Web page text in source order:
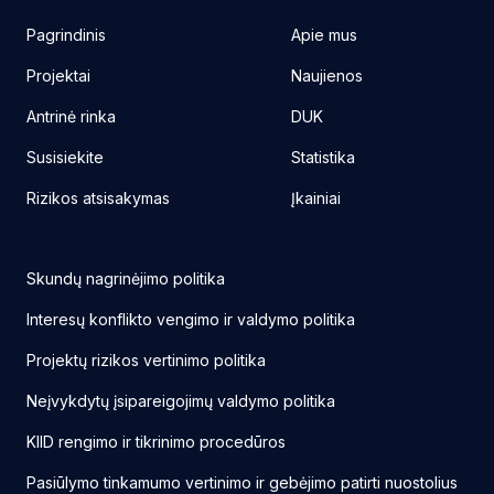
Pagrindinis
Projektai
Antrinė rinka
Susisiekite
Rizikos atsisakymas
Apie mus
Naujienos
DUK
Statistika
Įkainiai
Skundų nagrinėjimo politika
Interesų konflikto vengimo ir valdymo politika
Projektų rizikos vertinimo politika
Neįvykdytų įsipareigojimų valdymo politika
KIID rengimo ir tikrinimo procedūros
Pasiūlymo tinkamumo vertinimo ir gebėjimo patirti nuostolius